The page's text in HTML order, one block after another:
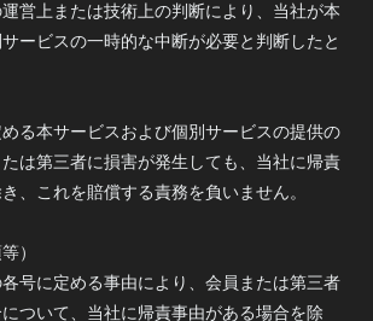
運営上または技術上の判断により、当社が本
ービスの一時的な中断が必要と判断したと
る本サービスおよび個別サービスの提供の
は第三者に損害が発生しても、当社に帰責
、これを賠償する責務を負いません。
）
号に定める事由により、会員または第三者
ついて、当社に帰責事由がある場合を除